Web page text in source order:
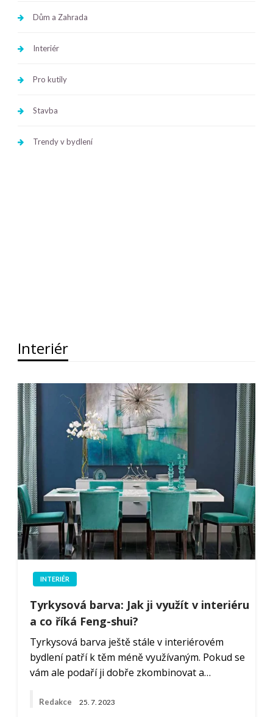
Dům a Zahrada
Interiér
Pro kutily
Stavba
Trendy v bydlení
Interiér
INTERIÉR
Tyrkysová barva: Jak ji využít v interiéru
a co říká Feng-shui?
Tyrkysová barva ještě stále v interiérovém
bydlení patří k těm méně využívaným. Pokud se
vám ale podaří ji dobře zkombinovat a…
Redakce 25. 7. 2023